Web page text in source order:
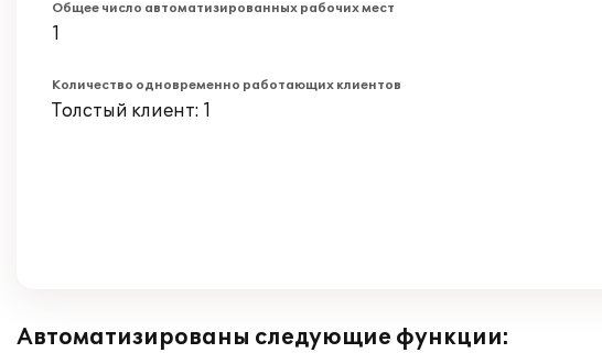
Общее число автоматизированных рабочих мест
1
Количество одновременно работающих клиентов
Толстый клиент: 1
Автоматизированы следующие функции: